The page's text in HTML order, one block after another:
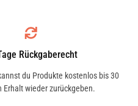
Rückgaberecht
du Produkte kostenlos bis 30
Erhalt wieder zurückgeben.